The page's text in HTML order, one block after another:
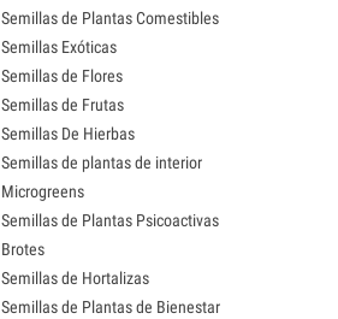
Semillas de Plantas Comestibles
Semillas Exóticas
Semillas de Flores
Semillas de Frutas
Semillas De Hierbas
Semillas de plantas de interior
Microgreens
Semillas de Plantas Psicoactivas
Brotes
Semillas de Hortalizas
Semillas de Plantas de Bienestar